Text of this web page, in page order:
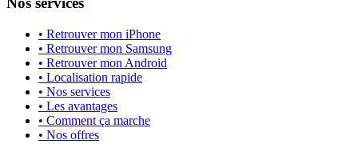
• Retrouver mon iPhone
• Retrouver mon Samsung
• Retrouver mon Android
• Localisation rapide
• Nos services
• Les avantages
• Comment ça marche
• Nos offres